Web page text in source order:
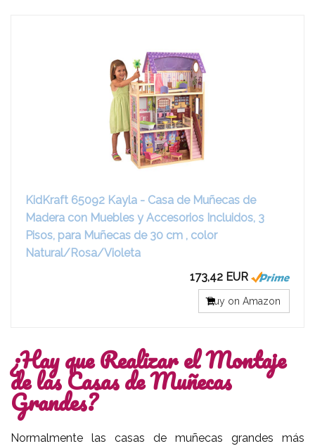
KidKraft 65092 Kayla - Casa de Muñecas de
Madera con Muebles y Accesorios Incluidos, 3
Pisos, para Muñecas de 30 cm , color
Natural/Rosa/Violeta
173,42 EUR
Buy on Amazon
¿Hay que Realizar el Montaje
de las Casas de Muñecas
Grandes?
Normalmente las casas de muñecas grandes más